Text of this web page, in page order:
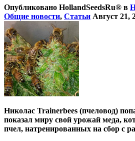
Опубликовано HollandSeedsRu® в
Общие новости, Статьи Август 21,
Николас Trainerbees (пчеловод)
показал миру свой урожай меда,
пчел, натренированных на сбор с